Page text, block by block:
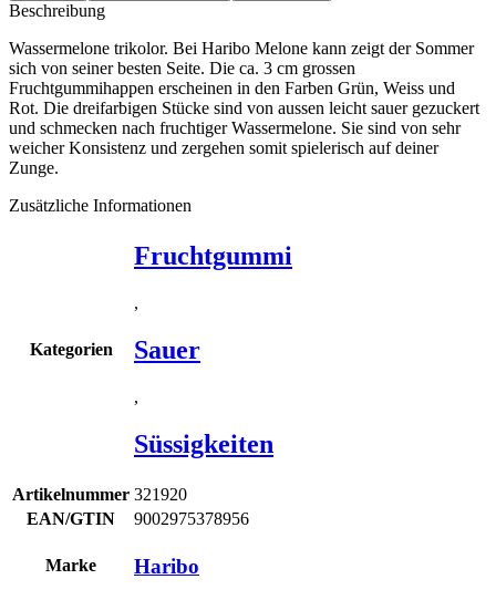
Beschreibung
Wassermelone trikolor. Bei Haribo Melone kann zeigt der Sommer
sich von seiner besten Seite. Die ca. 3 cm grossen
Fruchtgummihappen erscheinen in den Farben Grün, Weiss und
Rot. Die dreifarbigen Stücke sind von aussen leicht sauer gezuckert
und schmecken nach fruchtiger Wassermelone. Sie sind von sehr
weicher Konsistenz und zergehen somit spielerisch auf deiner
Zunge.
Zusätzliche Informationen
Kategorien
Fruchtgummi
,
Sauer
,
Süssigkeiten
Artikelnummer 321920
EAN/GTIN
9002975378956
Marke Haribo